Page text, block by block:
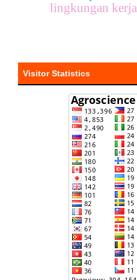
lingkungan kerja
Visitor Statistics